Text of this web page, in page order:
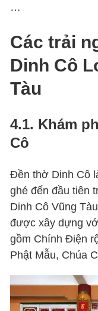
…
Các trải
Dinh Cô
Tàu
4.1. Khám
Cô
Đền thờ Dinh Cô
ghé đến đầu tiên
Dinh Cô Vũng
được xây dựng
gồm Chính Điện
Phật Mẫu, Chúa